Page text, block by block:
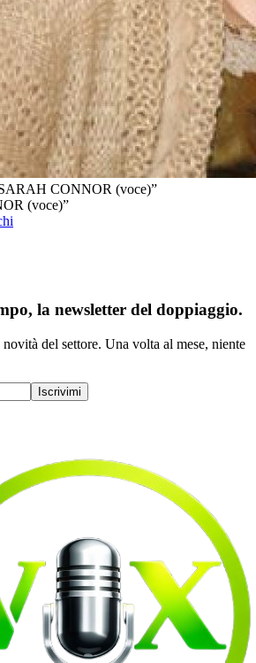
CONNOR (voce)”
(voce)”
, la newsletter del doppiaggio.
del settore. Una volta al mese, niente
Iscrivimi